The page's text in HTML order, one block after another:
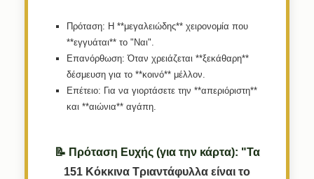
Πρόταση: Η **μεγαλειώδης** χειρονομία που
**εγγυάται** το "Ναι".
Επανόρθωση: Όταν χρειάζεται **ξεκάθαρη**
δέσμευση για το **κοινό** μέλλον.
Επέτειο: Για να γιορτάσετε την **απεριόριστη**
και **αιώνια** αγάπη.
📝 Πρόταση Ευχής (για την κάρτα): "Τα
151 Κόκκινα Τριαντάφυλλα είναι το